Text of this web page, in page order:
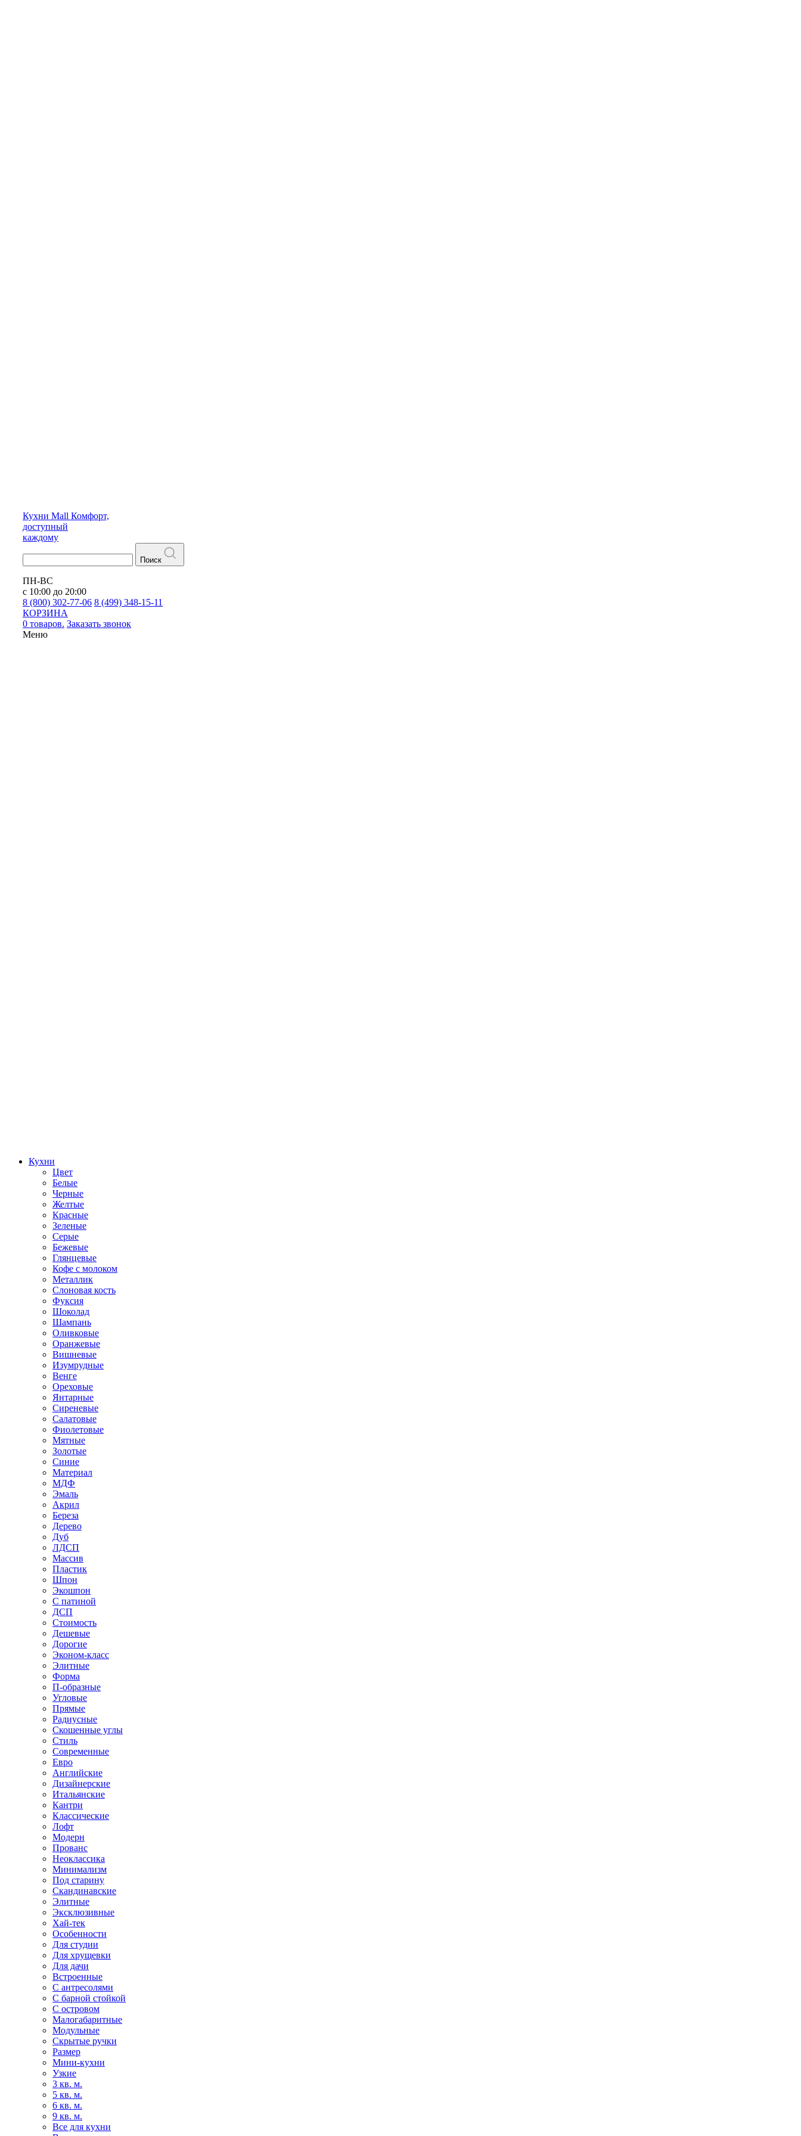
Кухни Mall Комфорт,
доступный
каждому
Поиск
ПН-ВС
с 10:00 до 20:00
8 (800) 302-77-06 8 (499) 348-15-11
КОРЗИНА
0 товаров. Заказать звонок
Меню
Кухни
Цвет
Белые
Черные
Желтые
Красные
Зеленые
Серые
Бежевые
Глянцевые
Кофе с молоком
Металлик
Слоновая кость
Фуксия
Шоколад
Шампань
Оливковые
Оранжевые
Вишневые
Изумрудные
Венге
Ореховые
Янтарные
Сиреневые
Салатовые
Фиолетовые
Мятные
Золотые
Синие
Материал
МДФ
Эмаль
Акрил
Береза
Дерево
Дуб
ЛДСП
Массив
Пластик
Шпон
Экошпон
С патиной
ДСП
Стоимость
Дешевые
Дорогие
Эконом-класс
Элитные
Форма
П-образные
Угловые
Прямые
Радиусные
Скошенные углы
Стиль
Современные
Евро
Английские
Дизайнерские
Итальянские
Кантри
Классические
Лофт
Модерн
Прованс
Неоклассика
Минимализм
Под старину
Скандинавские
Элитные
Эксклюзивные
Хай-тек
Особенности
Для студии
Для хрущевки
Для дачи
Встроенные
С антресолями
С барной стойкой
С островом
Малогабаритные
Модульные
Скрытые ручки
Размер
Мини-кухни
Узкие
3 кв. м.
5 кв. м.
6 кв. м.
9 кв. м.
Все для кухни